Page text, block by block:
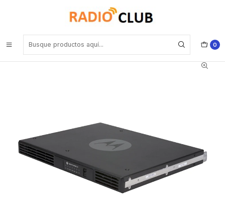
0
Rango UHF Alto 400-520 Mhz (Rango frecuencia Industrial)
Motorola SLR 5100 MOTOTRBO™ UHF 450-570 MHz 64CH DMR
50W Repetidor comunicaciones de voz y datos confiables Precio